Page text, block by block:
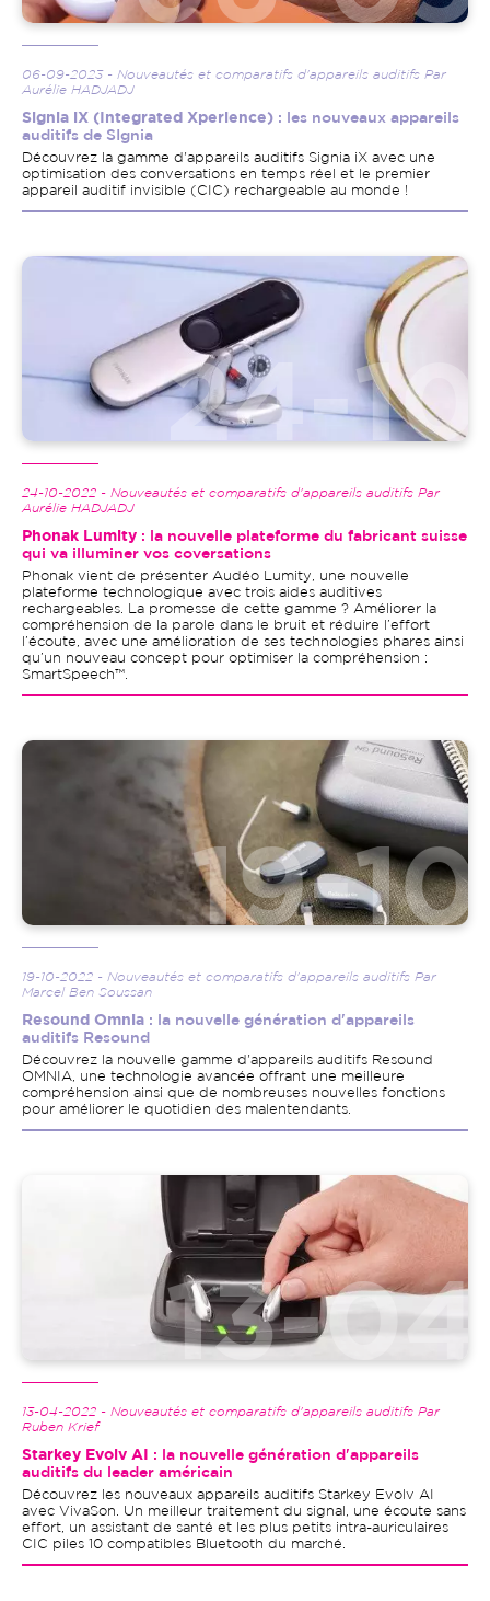
06-09-2023 - Nouveautés et comparatifs d'appareils auditifs Par
Aurélie HADJADJ
Signia iX (Integrated Xperience) : les nouveaux appareils
auditifs de SIgnia
Découvrez la gamme d'appareils auditifs Signia iX avec une
optimisation des conversations en temps réel et le premier
appareil auditif invisible (CIC) rechargeable au monde !
Image
24-10-2022 - Nouveautés et comparatifs d'appareils auditifs Par
Aurélie HADJADJ
Phonak Lumity : la nouvelle plateforme du fabricant suisse
qui va illuminer vos coversations
Phonak vient de présenter Audéo Lumity, une nouvelle
plateforme technologique avec trois aides auditives
rechargeables. La promesse de cette gamme ? Améliorer la
compréhension de la parole dans le bruit et réduire l’effort
l’écoute, avec une amélioration de ses technologies phares ainsi
qu’un nouveau concept pour optimiser la compréhension :
SmartSpeech™.
Image
19-10-2022 - Nouveautés et comparatifs d'appareils auditifs Par
Marcel Ben Soussan
Resound Omnia : la nouvelle génération d'appareils
auditifs Resound
Découvrez la nouvelle gamme d'appareils auditifs Resound
OMNIA, une technologie avancée offrant une meilleure
compréhension ainsi que de nombreuses nouvelles fonctions
pour améliorer le quotidien des malentendants.
13-04-2022 - Nouveautés et comparatifs d'appareils auditifs Par
Ruben Krief
Starkey Evolv AI
: la nouvelle génération d'appareils
auditifs du leader américain
Découvrez les nouveaux appareils auditifs Starkey Evolv AI
avec VivaSon. Un meilleur traitement du signal, une écoute sans
effort, un assistant de santé et les plus petits intra-auriculaires
CIC piles 10 compatibles Bluetooth du marché.